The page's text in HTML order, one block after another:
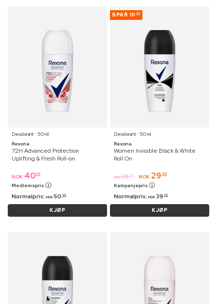
Deodorant ⋅ 50 ml
Rexona
72H Advanced Protection
Uplifting & Fresh Roll-on
NOK 4095
Medlemspris
Normalpris: NOK 50 95
KJØP
SPAR 10 90
Deodorant ⋅ 50 ml
Rexona
Women Invisible Black & White
Roll On
NOK 29 95 NOK 29 05
Kampanjepris
Normalpris: NOK 39 95
KJØP